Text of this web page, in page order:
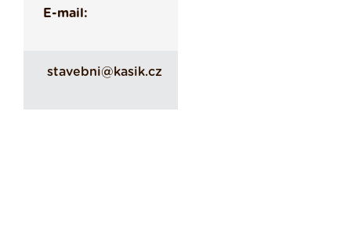
E-mail:
stavebni@kasik.cz